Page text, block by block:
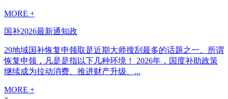
MORE +
国补2026最新通知政
29地域国补恢复申领取是近期大师搜刮最多的话题之一。所谓
恢复申领，凡是是指以下几种环境！ 2026年，国度补助政策
继续成为拉动消费、推进财产升级、...
MORE +